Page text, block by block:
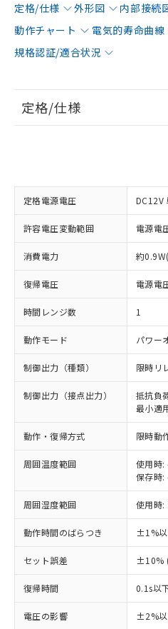
定格/仕様 外形図 内部接続
動作チャート
電気的寿命曲線
規格認証/適合状況
定格/仕様
定格電源電圧 DC12V
許容電圧変動範囲 電源電
消費電力 約
復帰電圧 電源電
時間レンジ数 1
動作モード パワー
制御出力（種類） 限時リ
制御出力（接点出力）
抵抗負
最小適
動作・復帰方式 限時動
周囲温度範囲
使用時
保存時
周囲湿度範囲 使用時:
動作時間のばらつき ±1%以
セット誤差 ±10%
復帰時間 0.1s以
電圧の影響 ±2%以
対応済み：EU
非含有に対応した製品